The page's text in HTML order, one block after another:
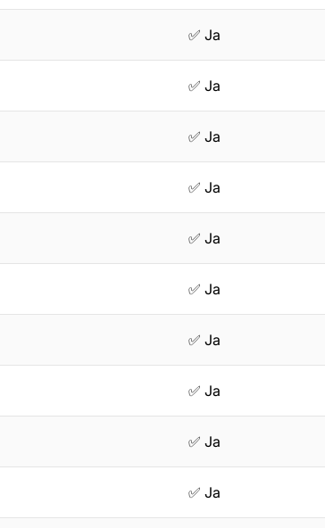
✅ Ja
✅ Ja
✅ Ja
✅ Ja
✅ Ja
✅ Ja
✅ Ja
✅ Ja
✅ Ja
✅ Ja